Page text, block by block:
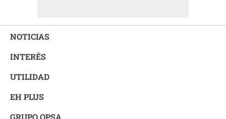
NOTICIAS
INTERÉS
UTILIDAD
EH PLUS